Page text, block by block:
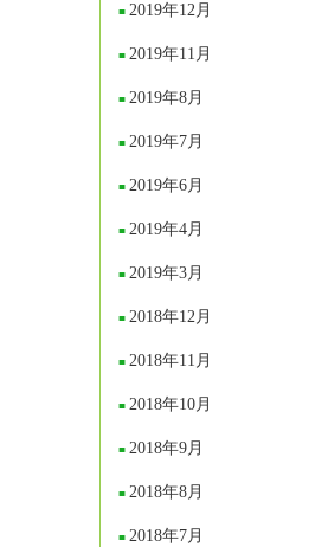
2019年12月
2019年11月
2019年8月
2019年7月
2019年6月
2019年4月
2019年3月
2018年12月
2018年11月
2018年10月
2018年9月
2018年8月
2018年7月